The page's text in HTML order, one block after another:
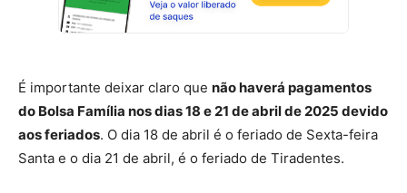
É importante deixar claro que não haverá pagamentos
do Bolsa Família nos dias 18 e 21 de abril de 2025 devido
aos feriados. O dia 18 de abril é o feriado de Sexta-feira
Santa e o dia 21 de abril, é o feriado de Tiradentes.